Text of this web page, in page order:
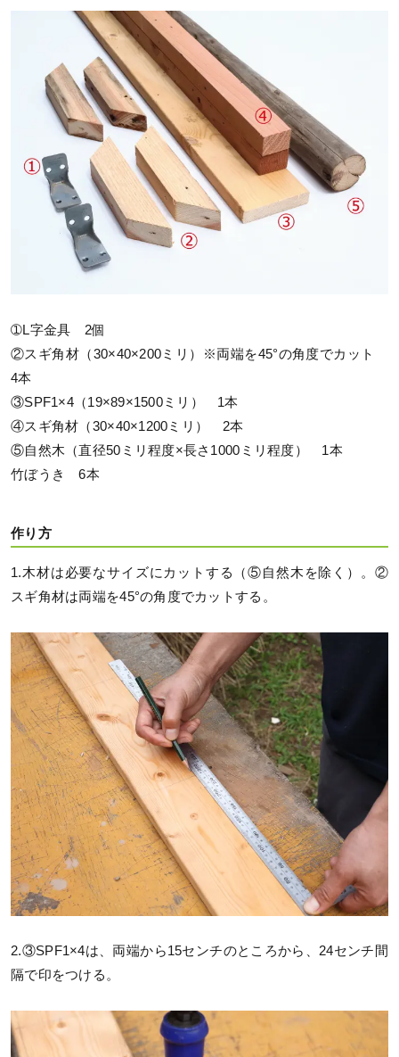
➀L字金具 2個
②スギ角材（30×40×200ミリ）※両端を45°の角度でカット
4本
③SPF1×4（19×89×1500ミリ） 1本
④スギ角材（30×40×1200ミリ） 2本
⑤自然木（直径50ミリ程度×長さ1000ミリ程度） 1本
竹ぼうき 6本
作り方
1.木材は必要なサイズにカットする（⑤自然木を除く）。②
スギ角材は両端を45°の角度でカットする。
2.③SPF1×4は、両端から15センチのところから、24センチ間
隔で印をつける。